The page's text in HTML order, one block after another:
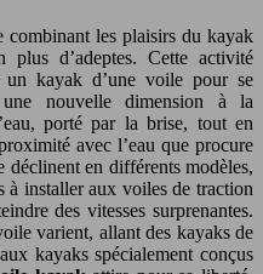
combinant les plaisirs du kayak
d’adeptes. Cette activité
un kayak d’une voile pour se
nouvelle dimension à la
porté par la brise, tout en
avec l’eau que procure
déclinent en différents modèles,
à installer aux voiles de traction
des vitesses surprenantes.
varient, allant des kayaks de
kayaks spécialement conçus